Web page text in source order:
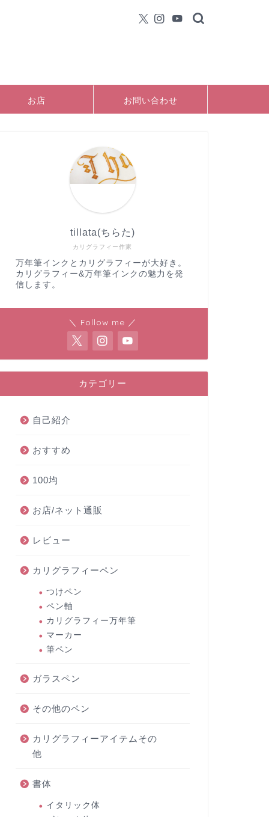
お店 お問い合わせ
カリグラフィー作家
tillata(ちらた)
万年筆インクとカリグラフィーが大好き。
カリグラフィー&万年筆インクの魅力を発
信します。
＼ Follow me ／
カテゴリー
自己紹介
おすすめ
100均
お店/ネット通販
レビュー
カリグラフィーペン
つけペン
ペン軸
カリグラフィー万年筆
マーカー
筆ペン
ガラスペン
その他のペン
カリグラフィーアイテムその
他
書体
イタリック体